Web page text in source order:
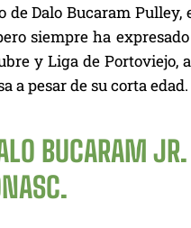
de Dalo Bucaram
siempre ha
y Liga de
a pesar de su corta edad.
BUCARAM JR.
.